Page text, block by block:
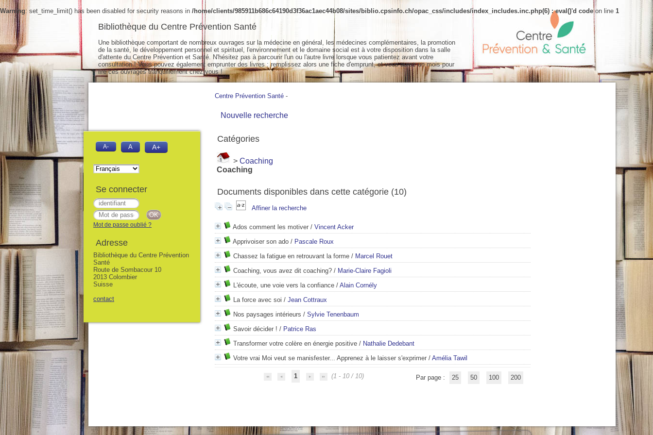
Warning: set_time_limit() has been disabled for security reasons in /home/clients/985911b686c64190d3f36ac1aec44b08/sites/biblio.cpsinfo.ch/opac_css/includes/index_includes.inc.php(6) : eval()'d codeon line 1
Centre Prévention Santé -
Nouvelle recherche
Catégories
> Coaching
Coaching
Documents disponibles dans cette catégorie (10)
Affiner la recherche
Ados comment les motiver / Vincent Acker
Apprivoiser son ado / Pascale Roux
Chassez la fatigue en retrouvant la forme / Marcel Rouet
Coaching, vous avez dit coaching? / Marie-Claire Fagioli
L'écoute, une voie vers la confiance / Alain Cornély
La force avec soi / Jean Cottraux
Nos paysages intérieurs / Sylvie Tenenbaum
Savoir décider ! / Patrice Ras
Transformer votre colère en énergie positive / Nathalie Dedebant
Votre vrai Moi veut se manisfester... Apprenez à le laisser s'exprimer / Amélia Tawil
1 (1 - 10 / 10) Par page : 25 50 100 200
Bibliothèque du Centre Prévention Santé
Une bibliothèque comportant de nombreux ouvrages sur la médecine en général, les médecines complémentaires, la promotion
de la santé, le développement personnel et spirituel, l'environnement et le domaine social est à votre disposition dans la salle
d'attente du Centre Prévention et Santé. N'hésitez pas à parcourir l'un ou l'autre livre lorsque vous patientez avant votre
consultation ! Vous pouvez également emprunter des livres : remplissez alors une fiche d'emprunt, et vous aurez un mois pour
lire ces ouvrages tranquillement chez vous !
A- A A+
Se connecter
Mot de passe oublié ?
Adresse
Bibliothèque du Centre Prévention
Santé
Route de Sombacour 10
2013 Colombier
Suisse
contact